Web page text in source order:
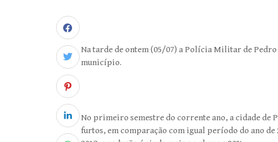
Na tarde de ontem (05/07) a Polícia Militar de
município.
No primeiro semestre do corrente ano, a cidade de
furtos, em comparação com igual período do ano